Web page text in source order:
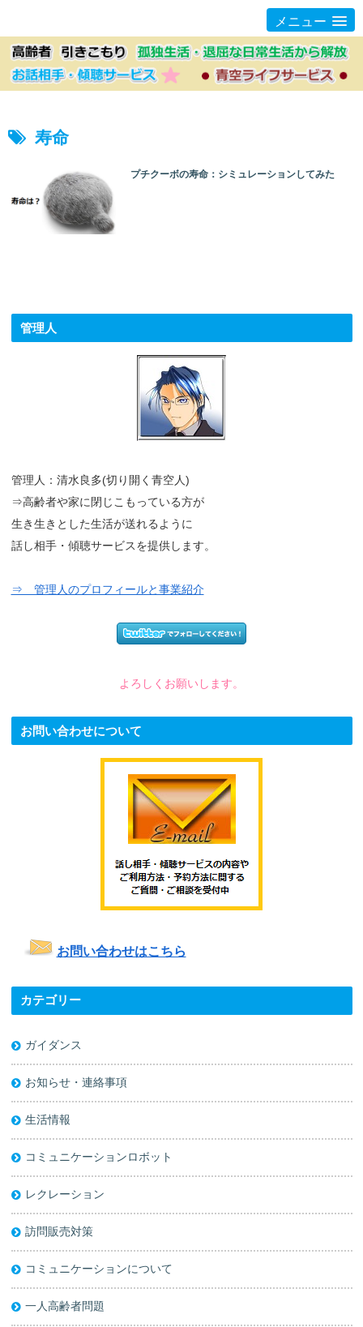
メニュー
寿命
プチクーボの寿命：シミュレーションしてみた
管理人
管理人：清水良多(切り開く青空人)
⇒高齢者や家に閉じこもっている方が
生き生きとした生活が送れるように
話し相手・傾聴サービスを提供します。
⇒ 管理人のプロフィールと事業紹介
よろしくお願いします。
お問い合わせについて
お問い合わせはこちら
カテゴリー
ガイダンス
お知らせ・連絡事項
生活情報
コミュニケーションロボット
レクレーション
訪問販売対策
コミュニケーションについて
一人高齢者問題